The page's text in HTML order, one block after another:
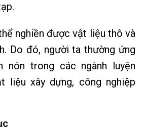
nghiền được vật liệu thô và
Do đó, người ta thường ứng
nón trong các ngành luyện
liệu xây dựng, công nghiệp